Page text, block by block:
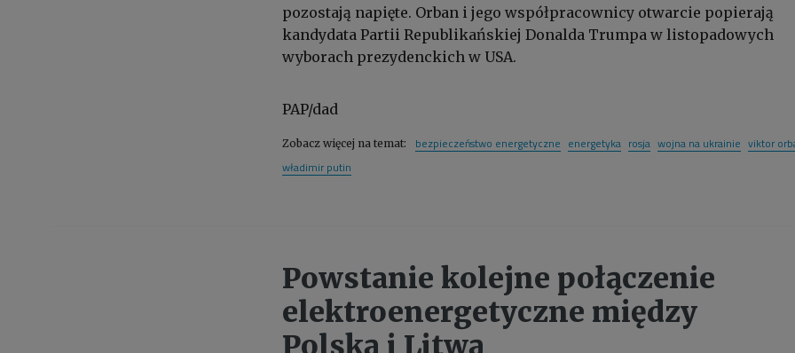
pozostają napięte. Orban i jego współpracownicy otwarcie popierają
kandydata Partii Republikańskiej Donalda Trumpa w listopadowych
wyborach prezydenckich w USA.
PAP/dad
Zobacz więcej na temat: bezpieczeństwo energetyczne energetyka rosja wojna na ukrainie viktor
władimir putin
Powstanie kolejne połączenie
elektroenergetyczne między
Polską i Litwą